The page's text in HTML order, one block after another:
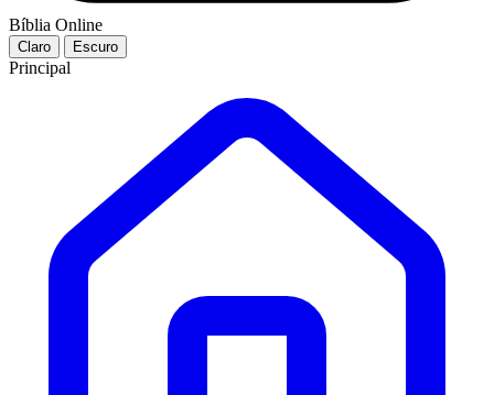
Bíblia Online
Claro Escuro
Principal